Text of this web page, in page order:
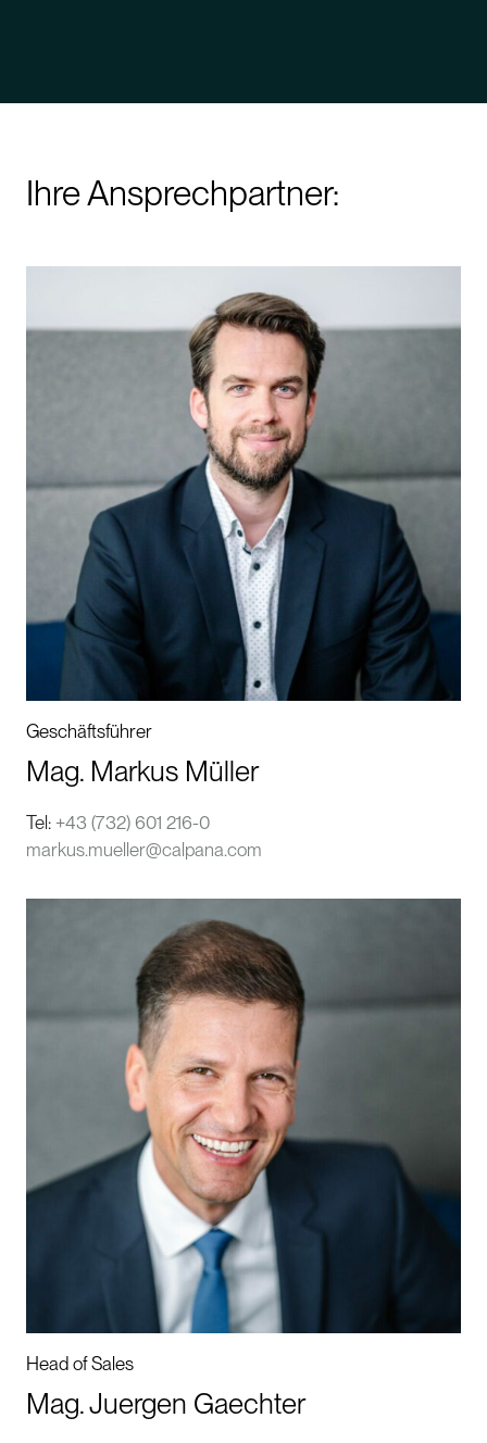
Ihre Ansprechpartner:
Geschäftsführer
Mag. Markus Müller
Tel: +43 (732) 601 216-0
markus.mueller@calpana.com
Head of Sales
Mag. Juergen Gaechter